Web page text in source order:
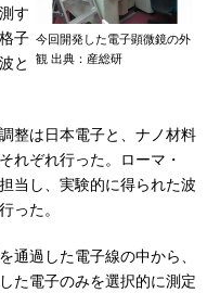
今回開発した電子顕微鏡の外
観 出典：産総研
す
子
と
整は日本電子と、ナノ材料
れぞれ行った。ローマ・
当し、実験的に得られた波
った。
過した電子線の中から、
た電子のみを選択的に測定